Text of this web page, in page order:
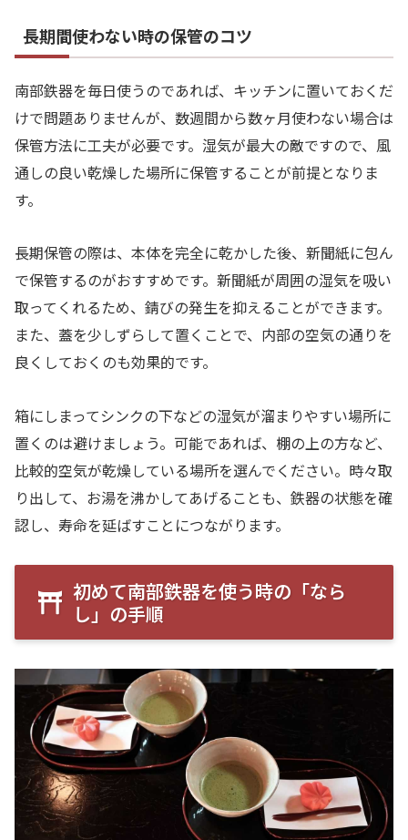
長期間使わない時の保管のコツ
南部鉄器を毎日使うのであれば、キッチンに置いておくだ
けで問題ありませんが、数週間から数ヶ月使わない場合は
保管方法に工夫が必要です。湿気が最大の敵ですので、風
通しの良い乾燥した場所に保管することが前提となりま
す。
長期保管の際は、本体を完全に乾かした後、新聞紙に包ん
で保管するのがおすすめです。新聞紙が周囲の湿気を吸い
取ってくれるため、錆びの発生を抑えることができます。
また、蓋を少しずらして置くことで、内部の空気の通りを
良くしておくのも効果的です。
箱にしまってシンクの下などの湿気が溜まりやすい場所に
置くのは避けましょう。可能であれば、棚の上の方など、
比較的空気が乾燥している場所を選んでください。時々取
り出して、お湯を沸かしてあげることも、鉄器の状態を確
認し、寿命を延ばすことにつながります。
初めて南部鉄器を使う時の「なら
し」の手順